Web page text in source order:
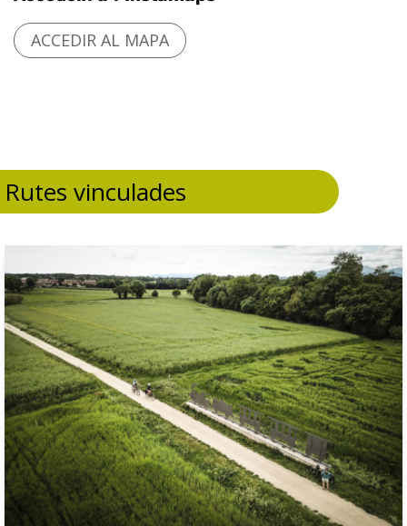
ACCEDIR AL MAPA
Rutes vinculades